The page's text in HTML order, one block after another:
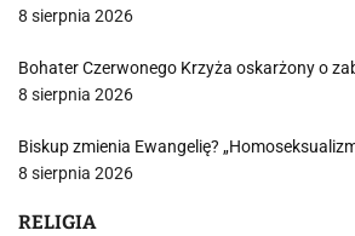
8 sierpnia 2026
Bohater Czerwonego Krzyża oskarżony o
8 sierpnia 2026
Biskup zmienia Ewangelię?
8 sierpnia 2026
RELIGIA